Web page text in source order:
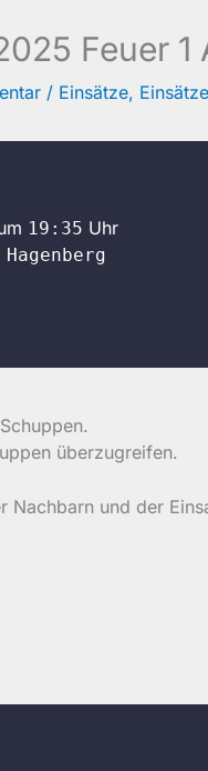
Feuer 1
/ Einsätze,
19:35 Uhr
Hagenberg
überzugreifen.
Nachbarn und der